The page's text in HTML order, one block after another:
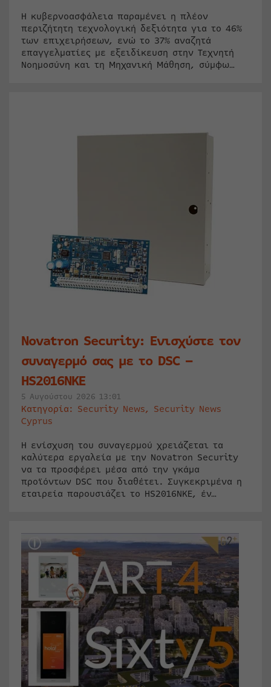
Η κυβερνοασφάλεια παραμένει η πλέον
περιζήτητη τεχνολογική δεξιότητα για το 46%
των επιχειρήσεων, ενώ το 37% αναζητά
επαγγελματίες με εξειδίκευση στην Τεχνητή
Νοημοσύνη και τη Μηχανική Μάθηση, σύμφω…
Novatron Security: Ενισχύστε τον
συναγερμό σας με το DSC –
HS2016NKE
5 Αυγούστου 2026 13:01
Κατηγορία: Security News, Security News
Cyprus
Η ενίσχυση του συναγερμού χρειάζεται τα
καλύτερα εργαλεία με την Novatron Security
να τα προσφέρει μέσα από την γκάμα
προϊόντων DSC που διαθέτει. Συγκεκριμένα η
εταιρεία παρουσιάζει το HS2016NKE, έν…